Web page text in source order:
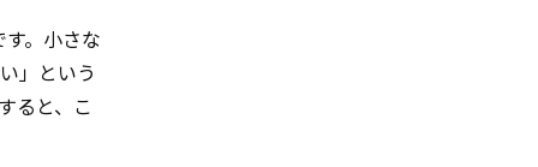
。小さな
」という
ると、こ